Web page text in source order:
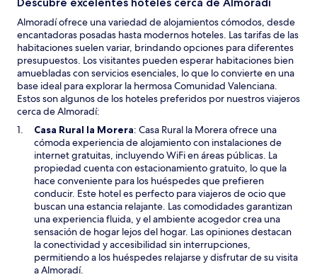
Almoradí ofrece una variedad de alojamientos cómodos, desde
encantadoras posadas hasta modernos hoteles. Las tarifas de las
habitaciones suelen variar, brindando opciones para diferentes
presupuestos. Los visitantes pueden esperar habitaciones bien
amuebladas con servicios esenciales, lo que lo convierte en una
base ideal para explorar la hermosa Comunidad Valenciana.
Estos son algunos de los hoteles preferidos por nuestros viajeros
cerca de Almoradí:
Casa Rural la MoreraS
e
a
b
r
r
á
e
n
u
: Casa Rural la Morera ofrece una
cómoda experiencia de alojamiento con instalaciones de
internet gratuitas, incluyendo WiFi en áreas públicas. La
propiedad cuenta con estacionamiento gratuito, lo que la
hace conveniente para los huéspedes que prefieren
conducir. Este hotel es perfecto para viajeros de ocio que
buscan una estancia relajante. Las comodidades garantizan
una experiencia fluida, y el ambiente acogedor crea una
sensación de hogar lejos del hogar. Las opiniones destacan
la conectividad y accesibilidad sin interrupciones,
permitiendo a los huéspedes relajarse y disfrutar de su visita
a Almoradí.